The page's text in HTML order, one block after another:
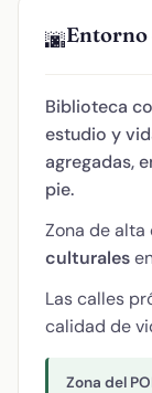
🌆Entorno
Biblioteca
estudio y
agregadas,
pie.
Zona de
culturales
Las calles
calidad de
Zona del